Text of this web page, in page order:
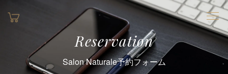
Reservation
Salon Naturale予約フォーム